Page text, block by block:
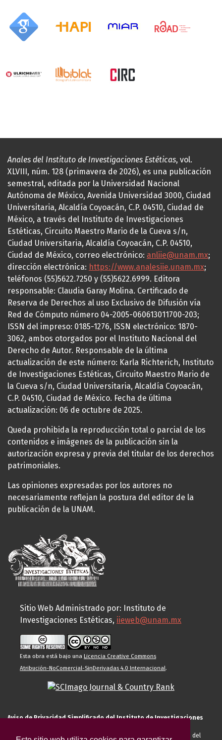
Anales del Instituto de Investigaciones Estéticas, vol.
XLVIII, núm. 128 (primavera de 2026), es una publicación
semestral, editada por la Universidad Nacional
Autónoma de México, Avenida Universidad 3000, Ciudad
Universitaria, Alcaldía Coyoacán, C.P. 04510, Ciudad de
México, a través del Instituto de Investigaciones
Estéticas, Circuito Maestro Mario de la Cueva s/n,
Ciudad Universitaria, Alcaldía Coyoacán, C.P. 04510,
Ciudad de México, correo electrónico: anliie@unam.mx;
dirección electrónica: https://www.analesiie.unam.mx;
teléfonos (55)5622.7250 y (55)5622.6999. Editora
responsable: Claudia Garay Molina. Certificado de
Reserva de Derechos al uso Exclusivo de Difusión vía
Red de Cómputo número 04-2005-060613011700-203;
ISSN del impreso: 0185-1276, ISSN electrónico: 1870-
3062, ambos otorgados por el Instituto Nacional del
Derecho de Autor. Responsable de la última
actualización de este número: Karla Richterich, Instituto
de Investigaciones Estéticas, Circuito Maestro Mario de
la Cueva s/n, Ciudad Universitaria, Alcaldía Coyoacán,
C.P. 04510, Ciudad de México. Fecha de última
actualización: 06 de octubre de 2025.
Queda prohibida la reproducción total o parcial de los
contenidos e imágenes de la publicación sin la
autorización expresa y previa del titular de los derechos
patrimoniales.
Las opiniones expresadas por los autores no
necesariamente reflejan la postura del editor de la
publicación de la UNAM.
Sitio Web Administrado por: Instituto de
Investigaciones Estéticas, iieweb@unam.mx
Esta obra está bajo una Licencia Creative Commons
Atribución-NoComercial-SinDerivadas 4.0 Internacional.
Aviso de Privacidad Simplificado del Instituto de Investigaciones
El Instituto de Investigaciones Estéticas de la UNAM, es responsable del